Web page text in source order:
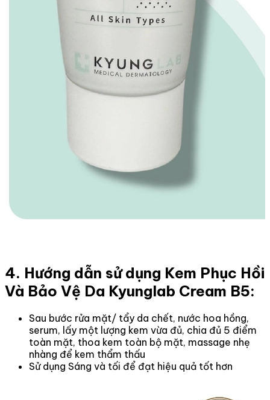
4. Hướng dẫn sử dụng Kem Phục Hồi
Và Bảo Vệ Da Kyunglab Cream B5:
Sau bước rửa mặt/ tẩy da chết, nước hoa hồng,
serum, lấy một lượng kem vừa đủ, chia đủ 5 điểm
toàn mặt, thoa kem toàn bộ mặt, massage nhẹ
nhàng để kem thẩm thấu
Sử dụng Sáng và tối để đạt hiệu quả tốt hơn